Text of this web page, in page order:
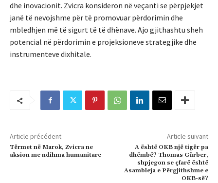
dhe inovacionit. Zvicra konsideron në veçanti se përpjekjet
janë të nevojshme për të promovuar përdorimin dhe
mbledhjen më të sigurt të të dhënave. Ajo gjithashtu sheh
potencial në përdorimin e projeksioneve strategjike dhe
instrumenteve dixhitale.
Article précédent
Tërmet në Marok, Zvicra ne
aksion me ndihma humanitare
Article suivant
A është OKB një tigër pa
dhëmbë? Thomas Gürber,
shpjegon se çfarë është
Asambleja e Përgjithshme e
OKB-së?